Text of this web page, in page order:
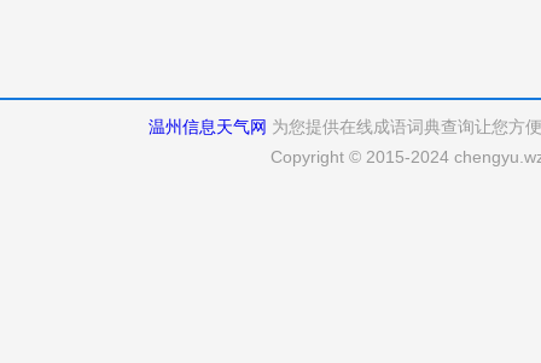
温州信息天气网 为您提供在线成语词典查询让您方
Copyright © 2015-2024